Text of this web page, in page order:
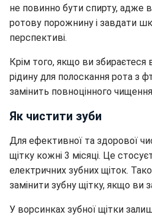
не повинно бути спирту, адже
ротову порожнину і завдати
перспективі.
Крім того, якщо ви збираєтеся
рідину для полоскання рота з
замінить повноцінного чищення
Як чистити зуби
Для ефективної та здорової
щітку кожні 3 місяці. Це
електричних зубних щіток.
замінити зубну щітку, якщо ви
У ворсинках зубної щітки